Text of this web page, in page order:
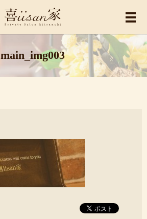
メ
main_img003